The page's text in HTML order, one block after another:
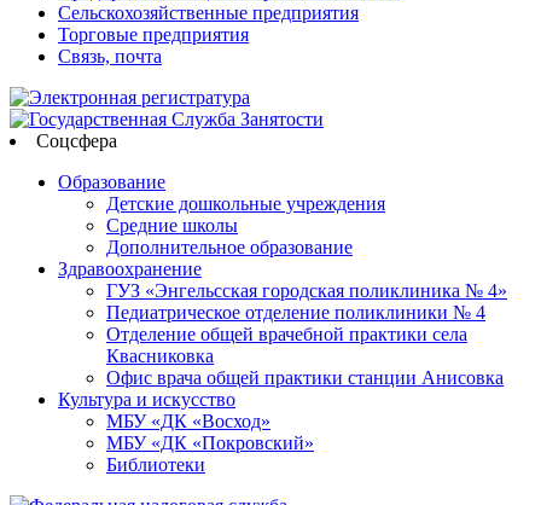
Сельскохозяйственные предприятия
Торговые предприятия
Связь, почта
Соцсфера
Образование
Детские дошкольные учреждения
Средние школы
Дополнительное образование
Здравоохранение
ГУЗ «Энгельсская городская поликлиника № 4»
Педиатрическое отделение поликлиники № 4
Отделение общей врачебной практики села
Квасниковка
Офис врача общей практики станции Анисовка
Культура и искусство
МБУ «ДК «Восход»
МБУ «ДК «Покровский»
Библиотеки